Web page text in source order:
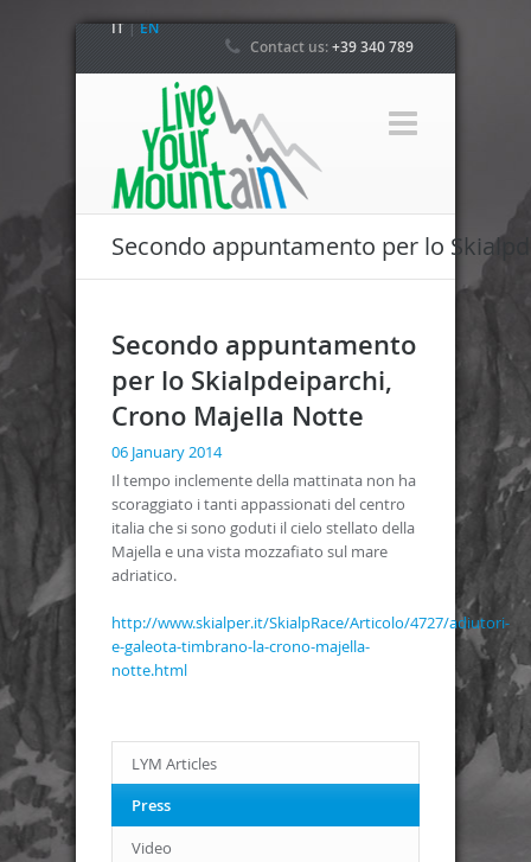
IT|EN
Contact us:+39 340 789
Secondo appuntamento per lo
Secondo appuntamento
per lo Skialpdeiparchi,
Crono Majella Notte
06 January 2014
Il tempo inclemente della mattinata non ha
scoraggiato i tanti appassionati del centro
italia che si sono goduti il cielo stellato della
Majella e una vista mozzafiato sul mare
adriatico.
http://www.skialper.it/SkialpRace/Articolo/4727/adiutori-
e-galeota-timbrano-la-crono-majella-
notte.html
LYM Articles
Press
Video